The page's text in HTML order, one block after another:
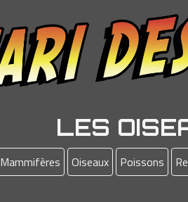
LES
Mammifères Oiseaux Poissons